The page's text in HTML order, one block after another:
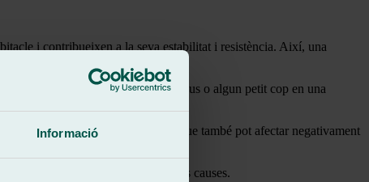
Informació
i contribueixen a la seva estabilitat i resistència. Així, una
encara que siguin col·lisions lleus o algun petit cop en una
i es contreguin, cosa que també pot afectar negativament
finestretes pot ser una altra de les causes.